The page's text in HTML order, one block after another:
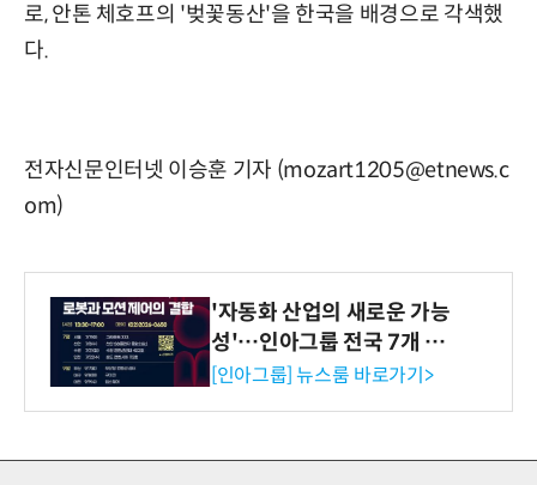
로, 안톤 체호프의 '벚꽃동산'을 한국을 배경으로 각색했
다.
전자신문인터넷 이승훈 기자 (mozart1205@etnews.c
om)
'자동화 산업의 새로운 가능
성'…인아그룹 전국 7개 도
시 세미나 페어 개최
[인아그룹] 뉴스룸 바로가기>